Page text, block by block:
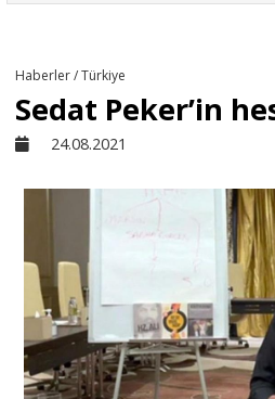
Sivil
Kültür -
Ekonomi
Haberler / Türkiye
Sedat Peker’in
24.08.2021